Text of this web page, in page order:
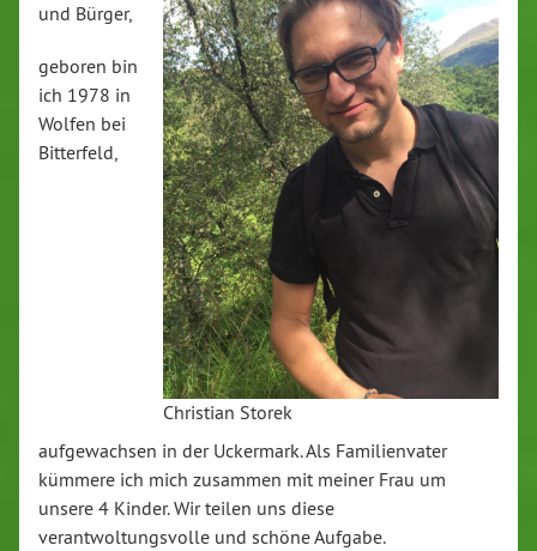
Christian Storek
und Bürger,
geboren bin
ich 1978 in
Wolfen bei
Bitterfeld,
aufgewachsen in der Uckermark. Als Familienvater
kümmere ich mich zusammen mit meiner Frau um
unsere 4 Kinder. Wir teilen uns diese
verantwoltungsvolle und schöne Aufgabe.